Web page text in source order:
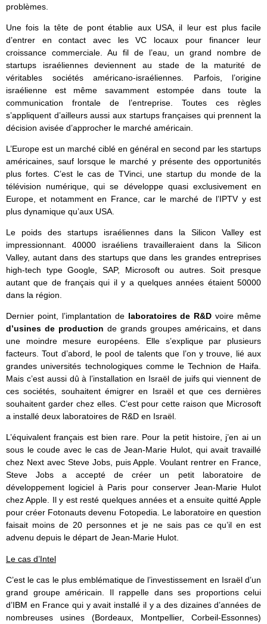
problèmes.
Une fois la tête de pont établie aux USA, il leur est plus facile
d’entrer en contact avec les VC locaux pour financer leur
croissance commerciale. Au fil de l’eau, un grand nombre de
startups israéliennes deviennent au stade de la maturité de
véritables sociétés américano-israéliennes. Parfois, l’origine
israélienne est même savamment estompée dans toute la
communication frontale de l’entreprise. Toutes ces règles
s’appliquent d’ailleurs aussi aux startups françaises qui prennent la
décision avisée d’approcher le marché américain.
L’Europe est un marché ciblé en général en second par les startups
américaines, sauf lorsque le marché y présente des opportunités
plus fortes. C’est le cas de TVinci, une startup du monde de la
télévision numérique, qui se développe quasi exclusivement en
Europe, et notamment en France, car le marché de l’IPTV y est
plus dynamique qu’aux USA.
Le poids des startups israéliennes dans la Silicon Valley est
impressionnant. 40000 israéliens travailleraient dans la Silicon
Valley, autant dans des startups que dans les grandes entreprises
high-tech type Google, SAP, Microsoft ou autres. Soit presque
autant que de français qui il y a quelques années étaient 50000
dans la région.
Dernier point, l’implantation delaboratoires de R&D voire même
d’usines de production de grands groupes américains, et dans
une moindre mesure européens. Elle s’explique par plusieurs
facteurs. Tout d’abord, le pool de talents que l’on y trouve, lié aux
grandes universités technologiques comme le Technion de Haifa.
Mais c’est aussi dû à l’installation en Israël de juifs qui viennent de
ces sociétés, souhaitent émigrer en Israël et que ces dernières
souhaitent garder chez elles. C’est pour cette raison que Microsoft
a installé deux laboratoires de R&D en Israël.
L’équivalent français est bien rare. Pour la petit histoire, j’en ai un
sous le coude avec le cas de Jean-Marie Hulot, qui avait travaillé
chez Next avec Steve Jobs, puis Apple. Voulant rentrer en France,
Steve Jobs a accepté de créer un petit laboratoire de
développement logiciel à Paris pour conserver Jean-Marie Hulot
chez Apple. Il y est resté quelques années et a ensuite quitté Apple
pour créer Fotonauts devenu Fotopedia. Le laboratoire en question
faisait moins de 20 personnes et je ne sais pas ce qu’il en est
advenu depuis le départ de Jean-Marie Hulot.
Le cas d’Intel
C’est le cas le plus emblématique de l’investissement en Israël d’un
grand groupe américain. Il rappelle dans ses proportions celui
d’IBM en France qui y avait installé il y a des dizaines d’années de
nombreuses usines (Bordeaux, Montpellier, Corbeil-Essonnes)